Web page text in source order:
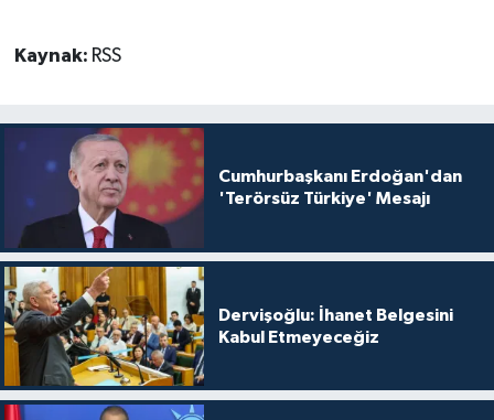
Kaynak: RSS
Cumhurbaşkanı Erdoğan'dan
'Terörsüz Türkiye' Mesajı
Dervişoğlu: İhanet Belgesini
Kabul Etmeyeceğiz